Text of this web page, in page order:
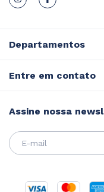
Departamentos
Entre em contato
Assine nossa